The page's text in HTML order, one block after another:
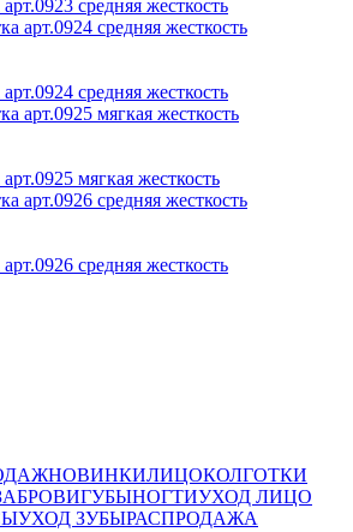
средняя жесткость
средняя жесткость
мягкая жесткость
средняя жесткость
НОВИНКИЛИЦОКОЛГОТКИ
БРОВИГУБЫНОГТИУХОД ЛИЦО
УХОД ЗУБЫРАСПРОДАЖА